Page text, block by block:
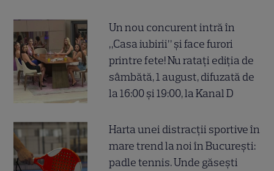
Un nou concurent intră în
„Casa iubirii” și face furori
printre fete! Nu ratați ediția de
sâmbătă, 1 august, difuzată de
la 16:00 și 19:00, la Kanal D
Harta unei distracții sportive în
mare trend la noi în București:
padle tennis. Unde găsești